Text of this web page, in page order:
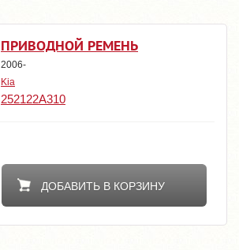
ПРИВОДНОЙ РЕМЕНЬ
2006-
Kia
252122A310
ДОБАВИТЬ В КОРЗИНУ